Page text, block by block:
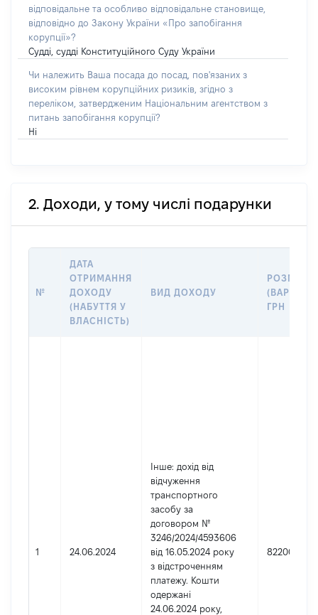
відповідальне та особливо відповідальне становище,
відповідно до Закону України «Про запобігання
корупції»?
Судді, судді Конституційного Суду України
Чи належить Ваша посада до посад, пов'язаних з
високим рівнем корупційних ризиків, згідно з
переліком, затвердженим Національним агентством з
питань запобігання корупції?
Ні
2. Доходи, у тому числі подарунки
№
ДАТА
ОТРИМАННЯ
ДОХОДУ
(НАБУТТЯ У
ВЛАСНІСТЬ)
ВИД ДОХОДУ
РОЗМІР
ГРН
1 24.06.2024
Інше: дохід від
відчуження
транспортного
засобу за
договором №
3246/2024/4593606
від 16.05.2024 року
з відстроченням
платежу. Кошти
одержані
24.06.2024 року,
822000